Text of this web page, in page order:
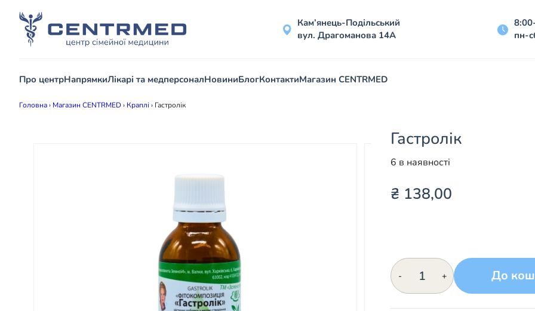
Кам’янець-Подільський
вул. Драгоманова 14А
пн-
Про центрНапрямкиЛікарі та медперсоналНовиниБлогКонтактиМагазин CENTRMED
Головна› Магазин CENTRMED› Краплі › Гастролік
Гастролік
6 в наявності
₴ 138,00
-
Гастролік
кількість
+ До